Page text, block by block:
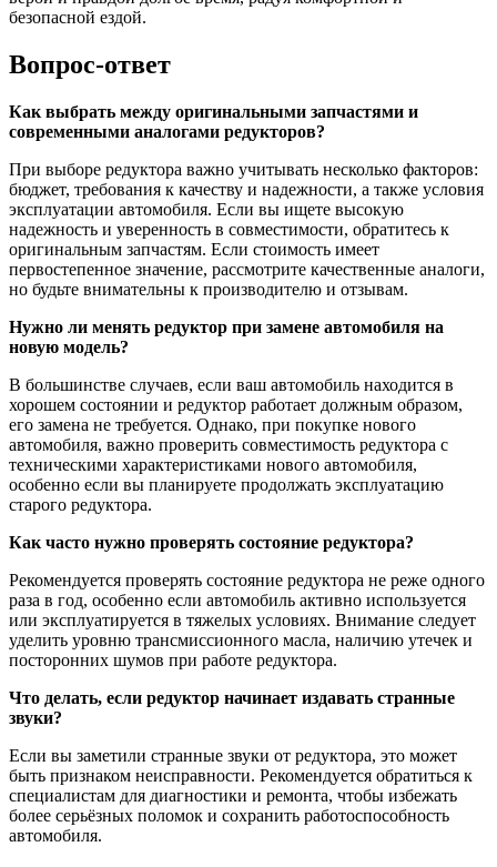
безопасной ездой.
Вопрос-ответ
Как выбрать между оригинальными запчастями и
современными аналогами редукторов?
При выборе редуктора важно учитывать несколько факторов:
бюджет, требования к качеству и надежности, а также условия
эксплуатации автомобиля. Если вы ищете высокую
надежность и уверенность в совместимости, обратитесь к
оригинальным запчастям. Если стоимость имеет
первостепенное значение, рассмотрите качественные аналоги,
но будьте внимательны к производителю и отзывам.
Нужно ли менять редуктор при замене автомобиля на
новую модель?
В большинстве случаев, если ваш автомобиль находится в
хорошем состоянии и редуктор работает должным образом,
его замена не требуется. Однако, при покупке нового
автомобиля, важно проверить совместимость редуктора с
техническими характеристиками нового автомобиля,
особенно если вы планируете продолжать эксплуатацию
старого редуктора.
Как часто нужно проверять состояние редуктора?
Рекомендуется проверять состояние редуктора не реже одного
раза в год, особенно если автомобиль активно используется
или эксплуатируется в тяжелых условиях. Внимание следует
уделить уровню трансмиссионного масла, наличию утечек и
посторонних шумов при работе редуктора.
Что делать, если редуктор начинает издавать странные
звуки?
Если вы заметили странные звуки от редуктора, это может
быть признаком неисправности. Рекомендуется обратиться к
специалистам для диагностики и ремонта, чтобы избежать
более серьёзных поломок и сохранить работоспособность
автомобиля.